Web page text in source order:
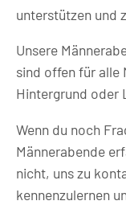
unterstützen und
Unsere
sind offen für alle
Hintergrund oder
Wenn du noch
Männerabende
nicht, uns zu
kennenzulernen